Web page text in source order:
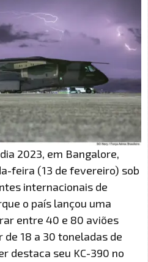
2023, em Bangalore,
feira (13 de fevereiro) sob
internacionais de
o país lançou uma
entre 40 e 80 aviões
18 a 30 toneladas de
destaca seu KC-390 no